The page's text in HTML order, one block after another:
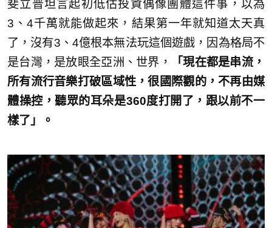
斐立普坦言起初低估投資偶像團體這件事，以為
3、4千萬就能做起來，結果第一年就知道太天真
了，沒有3、4億根本無法玩這個遊戲，因為格局不
是台灣，是放眼全亞洲、世界，
「現在都是串流，
所有流行音樂打破區域性，很國際觀的，不再由媒
體操控，聽眾的耳朵是360度打開了，跟以前不一
樣了」。